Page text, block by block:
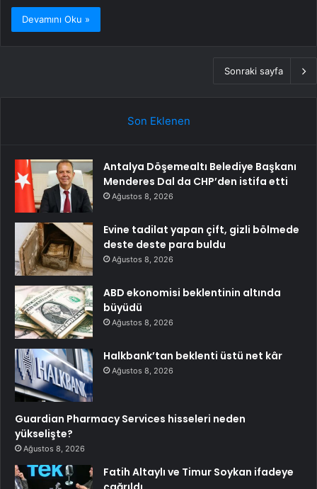
Devamını Oku »
Sonraki sayfa
Son Eklenen
Antalya Döşemealtı Belediye Başkanı
Menderes Dal da CHP’den istifa etti
Ağustos 8, 2026
Evine tadilat yapan çift, gizli bölmede
deste deste para buldu
Ağustos 8, 2026
ABD ekonomisi beklentinin altında
büyüdü
Ağustos 8, 2026
Halkbank’tan beklenti üstü net kâr
Ağustos 8, 2026
Guardian Pharmacy Services hisseleri neden
yükselişte?
Ağustos 8, 2026
Fatih Altaylı ve Timur Soykan ifadeye